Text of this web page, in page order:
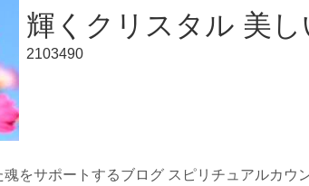
輝くクリスタル 美し
2103490
をサポートするブログ スピリチュアルカウ